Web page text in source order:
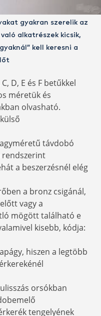
gyakran szerelik az
alkatrészek kicsik,
kell keresni a
D, E és F betűkkel
méretük és
olvasható.
távdobó
rendszerint
a beszerzésnél elég
a bronz csigánál,
vagy a
mögött található e
kisebb, kódja:
hiszen a legtöbb
orsókban
tengelyének